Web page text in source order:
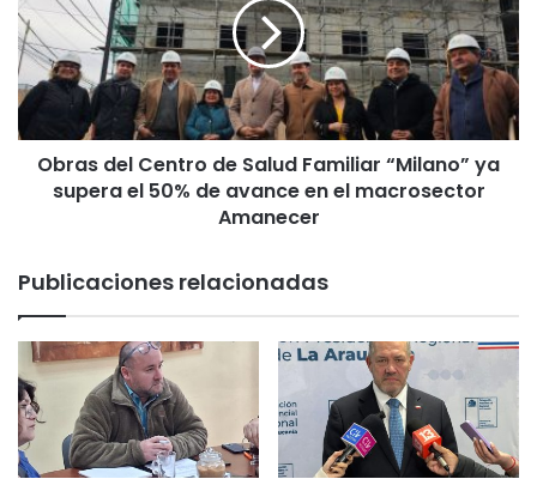
p
e
r
r
o
d
f
u
g
o
c
a
m
a
s
d
e
l
C
d
e
S
l
u
d
F
Obras del Centro de Salud Familiar “Milano” ya
supera el 50% de avance en el macrosector
Amanecer
Publicaciones relacionadas